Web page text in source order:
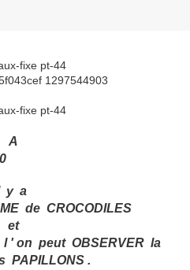
A
y a
de CROCODILES
et
' on peut OBSERVER la
PAPILLONS .